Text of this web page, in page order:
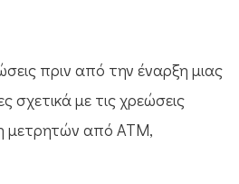
πριν από την έναρξη μιας
με τις χρεώσεις
μετρητών από ΑΤΜ,